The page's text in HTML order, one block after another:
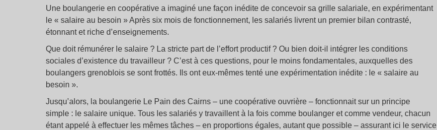
Une boulangerie en coopérative a imaginé une façon inédite de concevoir sa grille salariale, en expérimentant
le « salaire au besoin » Après six mois de fonctionnement, les salariés livrent un premier bilan contrasté,
étonnant et riche d’enseignements.
Que doit rémunérer le salaire ? La stricte part de l’effort productif ? Ou bien doit-il intégrer les conditions
sociales d’existence du travailleur ? C’est à ces questions, pour le moins fondamentales, auxquelles des
boulangers grenoblois se sont frottés. Ils ont eux-mêmes tenté une expérimentation inédite : le « salaire au
besoin ».
Jusqu’alors, la boulangerie Le Pain des Cairns – une coopérative ouvrière – fonctionnait sur un principe
simple : le salaire unique. Tous les salariés y travaillent à la fois comme boulanger et comme vendeur, chacun
étant appelé à effectuer les mêmes tâches – en proportions égales, autant que possible – assurant ici le service